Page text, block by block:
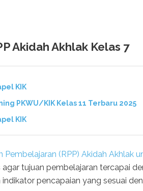
Akidah Akhlak Kelas 7
KIK
PKWU/KIK Kelas 11 Terbaru 2025
KIK
Pembelajaran (RPP) Akidah Akhlak
tujuan pembelajaran tercapai
pencapaian yang sesuai